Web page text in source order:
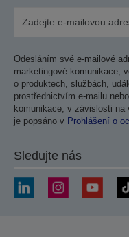
Odesláním své e-mailové
marketingové komunikace,
o produktech, službách,
prostřednictvím e-mailu
komunikace, v závislosti na
je popsáno v Prohlášení o
Sledujte nás